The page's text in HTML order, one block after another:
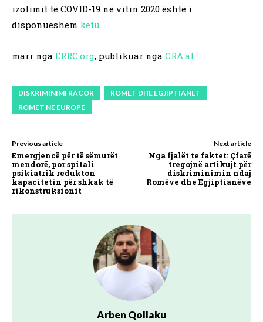
izolimit të COVID-19 në vitin 2020 është i
disponueshëm këtu.
marr nga ERRC.org, publikuar nga CRA.al
DISKRIMINIMI RACOR
ROMET DHE EGJIPTIANET
ROMET NE EUROPE
Previous article
Emergjencë për të sëmurët
mendorë, por spitali
psikiatrik redukton
kapacitetin për shkak të
rikonstruksionit
Next article
Nga fjalët te faktet: Çfarë
tregojnë artikujt për
diskriminimin ndaj
Romëve dhe Egjiptianëve
Arben Qollaku